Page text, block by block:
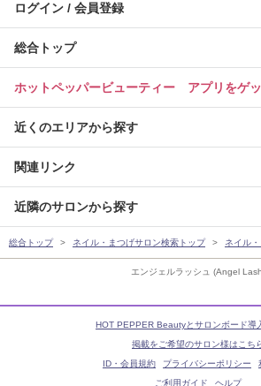
エンジェルラッシュ (Angel
ログイン / 会員登録
総合トップ
ホットペッパービューティー アプリをゲ
近くのエリアから探す
関連リンク
近隣のサロンから探す
総合トップ ネイル・まつげサロン検索トップ ネイル
HOT PEPPER Beautyとサロンボード導
掲載をご希望のサロン様はこち
ID・会員規約
プライバシーポリシー
ご利用ガイド
ヘルプ